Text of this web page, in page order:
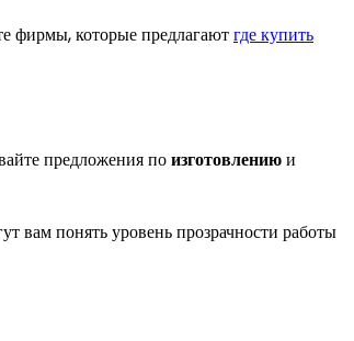
фирмы, которые предлагаютгде купить
предложения поизготовлениюи
вам понять уровень прозрачности работы